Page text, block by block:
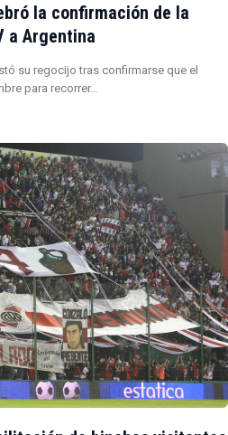
la confirmación de la
a Argentina
su regocijo tras confirmarse que el
para recorrer…